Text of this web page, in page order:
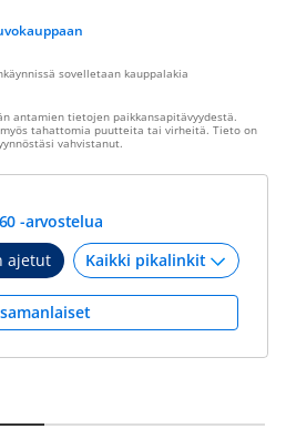
sovelletaan kauppalakia
antamien tietojen paikkansapitävyydestä.
tahattomia puutteita tai virheitä. Tieto on
vahvistanut.
-arvostelua
ajetut